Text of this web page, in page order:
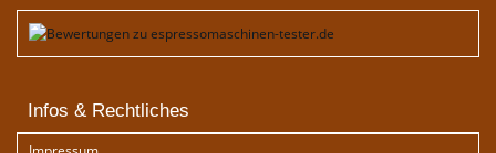
Infos & Rechtliches